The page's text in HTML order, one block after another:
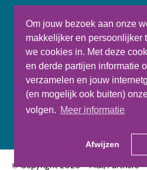
Om jouw bezoek aan onze
makkelijker en persoonlijker
we cookies in. Met deze
en derde partijen informatie
verzamelen en jouw
(en mogelijk ook buiten)
volgen. Meer informatie
Afwijzen
© Copyright 2026 - M&I/Partners